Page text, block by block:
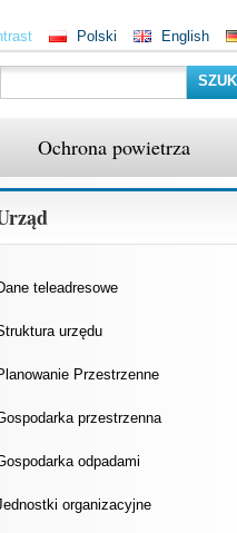
Polski English
Ochrona powietrza
teleadresowe
urzędu
Przestrzenne
przestrzenna
odpadami
organizacyjne